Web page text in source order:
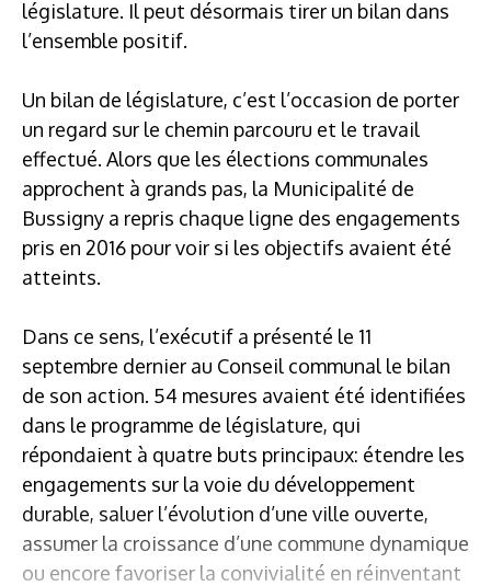
législature. Il peut désormais tirer un bilan dans
l’ensemble positif.
Un bilan de législature, c’est l’occasion de porter
un regard sur le chemin parcouru et le travail
effectué. Alors que les élections communales
approchent à grands pas, la Municipalité de
Bussigny a repris chaque ligne des engagements
pris en 2016 pour voir si les objectifs avaient été
atteints.
Dans ce sens, l’exécutif a présenté le 11
septembre dernier au Conseil communal le bilan
de son action. 54 mesures avaient été identifiées
dans le programme de législature, qui
répondaient à quatre buts principaux: étendre les
engagements sur la voie du développement
durable, saluer l’évolution d’une ville ouverte,
assumer la croissance d’une commune dynamique
ou encore favoriser la convivialité en réinventant